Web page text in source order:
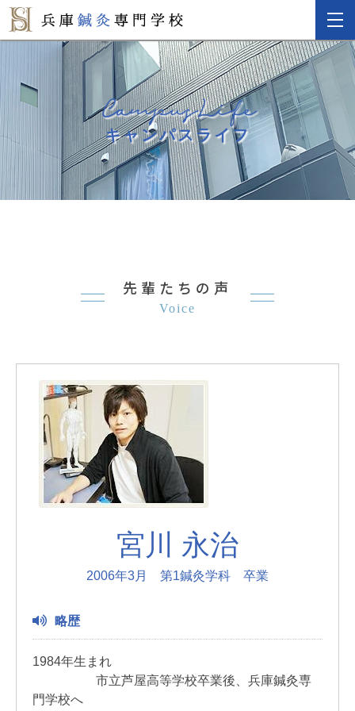
CampusLife
キャンパスライフ
先輩たちの声
Voice
宮川 永治
2006年3月 第1鍼灸学科 卒業
略歴
1984年生まれ
市立芦屋高等学校卒業後、兵庫鍼灸専
門学校へ